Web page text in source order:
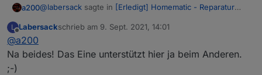
a200@labersack sagte in [Erledigt] Homematic - Reparatur
Süßigkeiten + angehängte Schalter sind heute
Die Süßigkeiten oder die Schalter!
L
Offline
Labersackschrieb am 9. Sept. 2021, 14:01
zuletzt editiert von
@a200
Na beides! Das Eine unterstützt hier ja beim Anderen.
;-)